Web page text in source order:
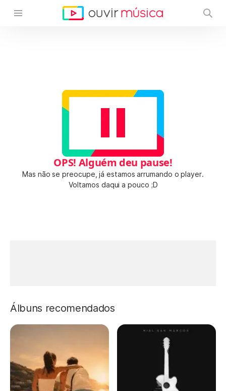
OPS! Alguém deu pause!
Mas não se preocupe, já estamos arrumando o player.
Voltamos daqui a pouco ;D
Álbuns recomendados